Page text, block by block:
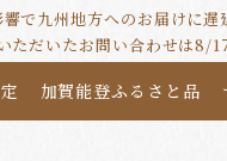
で九州地方へのお届けに
だいたお問い合わせは8/
加賀能登ふるさと品